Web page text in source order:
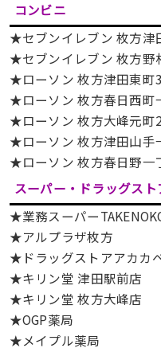
コンビニ
★セブンイレブン 枚方津
★セブンイレブン 枚方野
★ローソン 枚方津田東町
★ローソン 枚方春日西町
★ローソン 枚方大峰元町
★ローソン 枚方津田山手
★ローソン 枚方春日野一
スーパー・ドラッグスト
★業務スーパー
★アルプラザ枚方
★ドラッグストアアカカ
★キリン堂 津田駅前店
★キリン堂 枚方大峰店
★OGP薬局
★メイプル薬局